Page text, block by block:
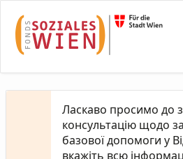
Ласкаво просимо до
консультацію щодо
базової допомоги у
вкажіть всю